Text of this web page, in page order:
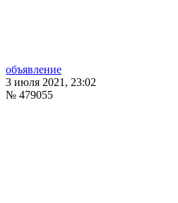
объявление
3 июля 2021, 23:02
№ 479055